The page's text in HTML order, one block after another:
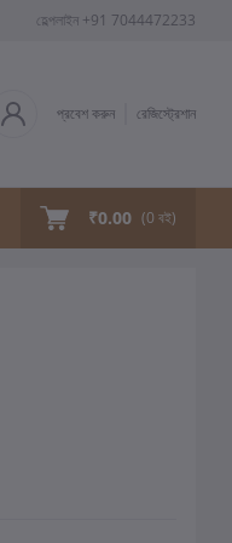
হেল্পলাইন +91 7044472233
প্রবেশ করুন রেজিস্ট্রেশান
₹0.00 (0 বই)